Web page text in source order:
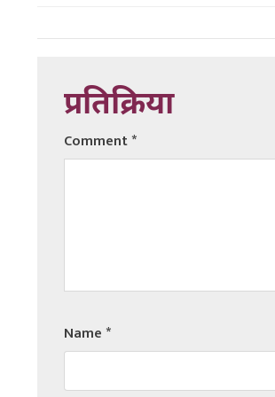
प्रतिक्रिया
Comment*
Name*